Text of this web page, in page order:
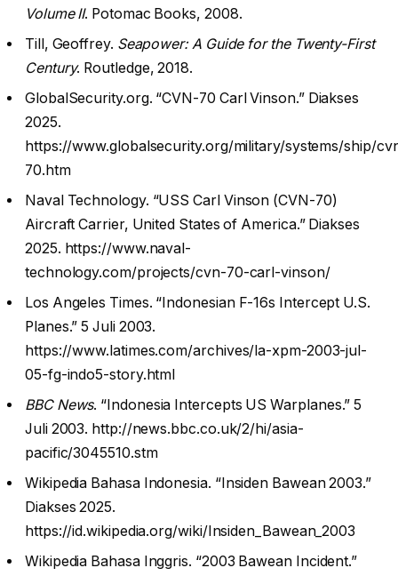
Volume II. Potomac Books, 2008.
Till, Geoffrey. Seapower: A Guide for the Twenty-First
Century. Routledge, 2018.
GlobalSecurity.org. “CVN-70 Carl Vinson.” Diakses
2025.
https://www.globalsecurity.org/military/systems/ship/
70.htm
Naval Technology. “USS Carl Vinson (CVN-70)
Aircraft Carrier, United States of America.” Diakses
2025. https://www.naval-
technology.com/projects/cvn-70-carl-vinson/
Los Angeles Times. “Indonesian F-16s Intercept U.S.
Planes.” 5 Juli 2003.
https://www.latimes.com/archives/la-xpm-2003-jul-
05-fg-indo5-story.html
BBC News. “Indonesia Intercepts US Warplanes.” 5
Juli 2003. http://news.bbc.co.uk/2/hi/asia-
pacific/3045510.stm
Wikipedia Bahasa Indonesia. “Insiden Bawean 2003.”
Diakses 2025.
https://id.wikipedia.org/wiki/Insiden_Bawean_2003
Wikipedia Bahasa Inggris. “2003 Bawean Incident.”